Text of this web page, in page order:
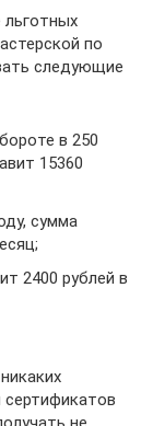
по
следующие
в 250
15360
сумма
2400 рублей в
сертификатов